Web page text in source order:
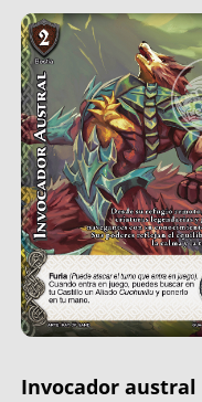
Invocador austral